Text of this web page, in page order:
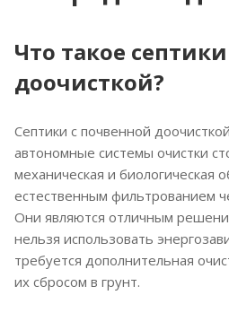
Что такое
доочисткой?
Септики с почвенной
автономные системы очистки
механическая и биологическая
естественным фильтрованием
Они являются отличным
нельзя использовать
требуется дополнительная
их сбросом в грунт.